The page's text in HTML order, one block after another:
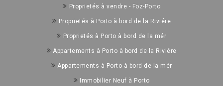
Proprietés à vendre - Foz-Porto
Proprietés à Porto à bord de la Riviére
Proprietés à Porto à bord de la mér
Appartements à Porto à bord de la Riviére
Appartements à Porto à bord de la mér
Immobilier Neuf à Porto